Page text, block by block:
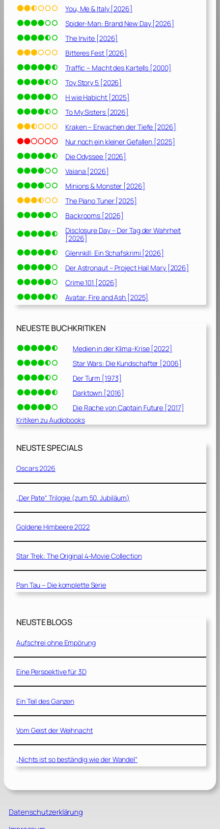
g
o
ß
e
T
r
a
u
m
[
2
0
1
3
You, Me & Italy [2026]
Spider-Man: Brand New Day [2026]
The Invite [2026]
Bitteres Fest [2026]
Traffic – Macht des Kartells [2000]
Toy Story 5 [2026]
H wie Habicht [2025]
To My Sisters [2026]
Kraken – Erwachen der Tiefe [2026]
Nur noch ein kleiner Gefallen [2025]
Die Odyssee [2026]
Vaiana [2026]
Minions & Monster [2026]
The Piano Tuner [2025]
Backrooms [2026]
Disclosure Day – Der Tag der Wahrheit
[2026]
Glennkill: Ein Schafskrimi [2026]
Der Astronaut – Project Hail Mary [2026]
Crime 101 [2026]
Avatar: Fire and Ash [2025]
NEUESTE BUCHKRITIKEN
Medien in der Klima-Krise [2022]
Star Wars: Die Kundschafter [2006]
Der Turm [1973]
Darktown [2016]
Die Rache von Captain Future [2017]
Kritiken zu Audiobooks
NEUSTE SPECIALS
Oscars 2026
„Der Pate“ Trilogie (zum 50. Jubiläum)
Goldene Himbeere 2022
Star Trek: The Original 4-Movie Collection
Pan Tau – Die komplette Serie
NEUSTE BLOGS
Aufschrei ohne Empörung
Eine Perspektive für 3D
Ein Teil des Ganzen
Vom Geist der Weihnacht
„Nichts ist so beständig wie der Wandel“
Datenschutzerklärung